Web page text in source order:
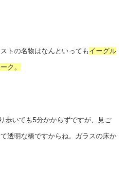
トの名物はなんといってもイーグル
ク。
歩いても5分かからずですが、見ご
透明な橋ですからね。ガラスの床か